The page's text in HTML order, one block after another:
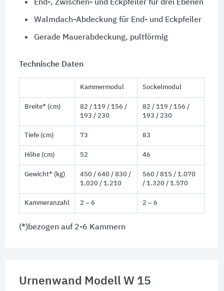
End-, Zwischen- und Eckpfeiler für drei Ebenen
Walmdach-Abdeckung für End- und Eckpfeiler
Gerade Mauerabdeckung, pultförmig
Technische Daten
Kammermodul Sockelmodul
Breite* (cm)
82 / 119 / 156 /
193 / 230
82 / 119 / 156 /
193 / 230
Tiefe (cm) 73 83
Höhe (cm) 52 46
Gewicht* (kg)
450 / 640 / 830 /
1.020 / 1.210
560 / 815 / 1.070
/ 1.320 / 1.570
Kammeranzahl 2 – 6 2 – 6
(*)bezogen auf 2-6 Kammern
Urnenwand Modell W 15